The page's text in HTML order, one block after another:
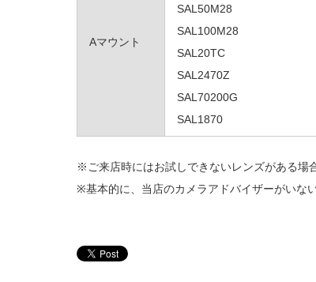
Aマウント
SAL50M28
SAL100M28
SAL20TC
SAL2470Z
SAL70200G
SAL1870
※ご来店時にはお試しできないレンズがある場
※基本的に、当店のカメラアドバイザーがいな